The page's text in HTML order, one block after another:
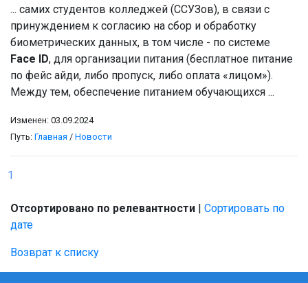
... самих студентов колледжей (ССУЗов), в связи с
принуждением к согласию на сбор и обработку
биометрических данных, в том числе - по системе
Face ID, для организации питания (бесплатное питание
по фейс айди, либо пропуск, либо оплата «лицом»).
Между тем, обеспечение питанием обучающихся ...
Изменен: 03.09.2024
Путь: Главная / Новости
1
Отсортировано по релевантности | Сортировать по
дате
Возврат к списку